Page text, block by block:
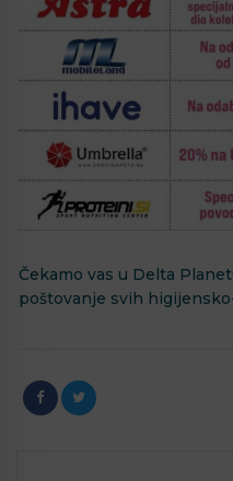
Čekamo vas u Delta
poštovanje svih